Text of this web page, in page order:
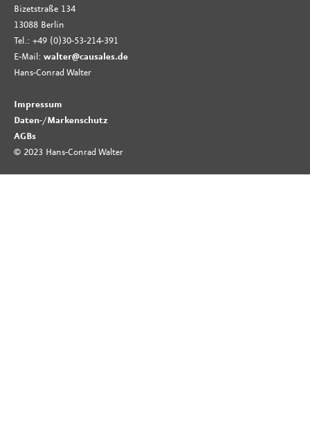
Bizetstraße 134
13088 Berlin
Tel.: +49 (0)30-53-214-391
E-Mail: walter@causales.de
Hans-Conrad Walter
Impressum
Daten-/Markenschutz
AGBs
© 2023 Hans-Conrad Walter